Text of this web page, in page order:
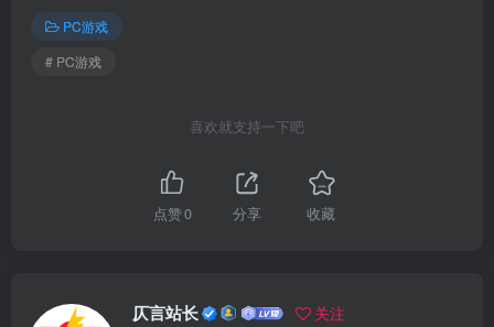
PC游戏
# PC游戏
喜欢就支持一下吧
点赞0 分享 收藏
仄言站长 关注